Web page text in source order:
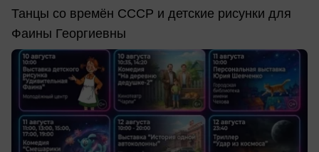
Танцы со времён СССР и детские рисунки для
Фаины Георгиевны